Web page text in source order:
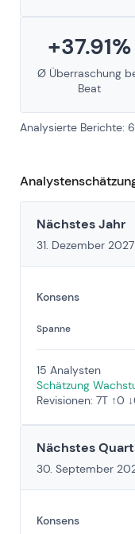
+37.91%
Ø Überraschung
Beat
Analysierte Berichte:
Nächstes Jahr
31. Dezember 2027
Konsens
Spanne
15 Analysten
Schätzung
Revisionen: 7T ↑0
Nächstes
30. September
Konsens